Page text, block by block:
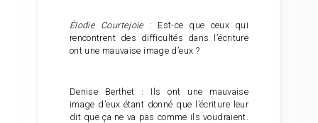
Élodie Courtejoie : Est-ce que ceux qui
rencontrent des difficultés dans l’écriture
ont une mauvaise image d’eux ?
Denise Berthet : Ils ont une mauvaise
image d’eux étant donné que l’écriture leur
dit que ça ne va pas comme ils voudraient.